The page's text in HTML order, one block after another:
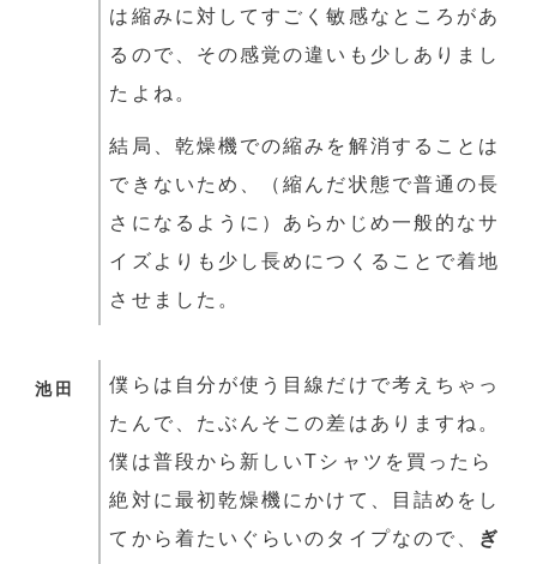
は縮みに対してすごく敏感なところがあ
るので、その感覚の違いも少しありまし
たよね。
結局、乾燥機での縮みを解消することは
できないため、（縮んだ状態で普通の長
さになるように）あらかじめ一般的なサ
イズよりも少し長めにつくることで着地
させました。
池田
僕らは自分が使う目線だけで考えちゃっ
たんで、たぶんそこの差はありますね。
僕は普段から新しいTシャツを買ったら
絶対に最初乾燥機にかけて、目詰めをし
てから着たいぐらいのタイプなので、
ぎ